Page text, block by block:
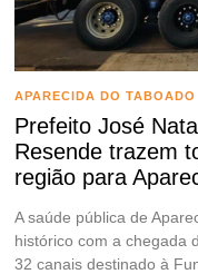
APARECIDA DO TABOADO
Prefeito José
Resende trazem
região para
A saúde pública de
histórico com a chegada
32 canais destinado à